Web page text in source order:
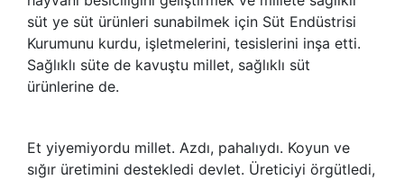
süt ye süt ürünleri sunabilmek için Süt Endüstrisi
Kurumunu kurdu, işletmelerini, tesislerini inşa etti.
Sağlıklı süte de kavuştu millet, sağlıklı süt
ürünlerine de.
Et yiyemiyordu millet. Azdı, pahalıydı. Koyun ve
sığır üretimini destekledi devlet. Üreticiyi örgütledi,